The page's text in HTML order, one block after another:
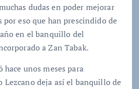
dudas en poder mejorar
por eso que han prescindido de
en el banquillo del
a Zan Tabak.
unos meses para
Lezcano deja así el banquillo de